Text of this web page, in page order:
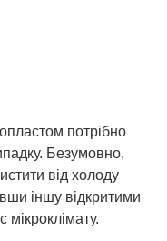
потрібно
Безумовно,
від холоду
іншу відкритими